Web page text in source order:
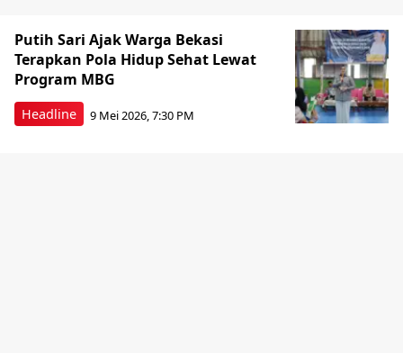
Headline
Putih Sari Ajak Warga Bekasi
Terapkan Pola Hidup Sehat Lewat
Program MBG
9 Mei 2026, 7:30 PM